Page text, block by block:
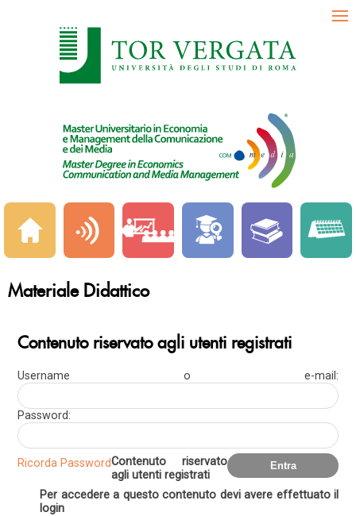
Materiale Didattico
Contenuto riservato agli utenti registrati
Username o e-mail:
Password:
Ricorda PasswordContenuto riservato
agli utenti registrati
Per accedere a questo contenuto devi avere effettuato il
login